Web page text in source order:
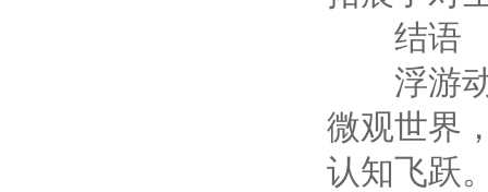
结语
浮游动
微观世界
认知飞跃